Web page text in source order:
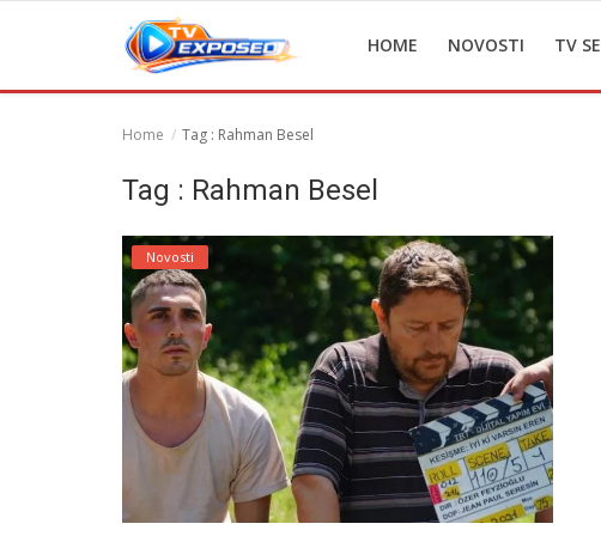
HOME NOVOSTI TV
Home Tag : Rahman Besel
Tag : Rahman Besel
Novosti